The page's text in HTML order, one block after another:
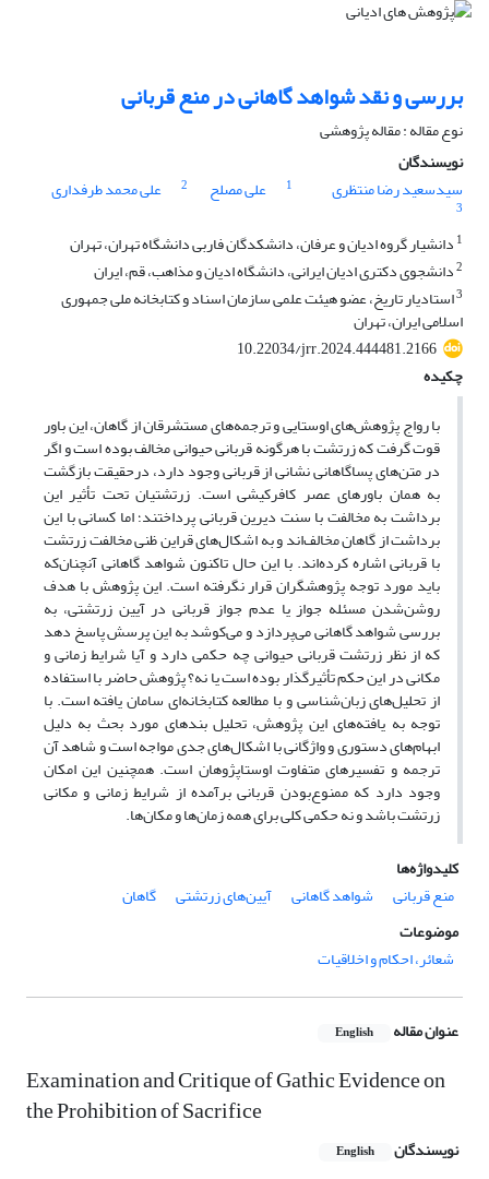
بررسی و نقد شواهد گاهانی در منع قربانی
نوع مقاله : مقاله پژوهشی
نویسندگان
سیدسعید رضا منتظری
1 علی مصلح 2 علی محمد طرفداری
3
1 دانشیار گروه ادیان و عرفان، دانشکدگان فاربی دانشگاه تهران، تهران
2دانشجوی دکتری ادیان ایرانی، دانشگاه ادیان و مذاهب، قم، ایران
3استادیار تاریخ، عضو هیئت علمی سازمان اسناد و کتابخانه ملی جمهوری
اسلامی ایران، تهران
10.22034/jrr.2024.444481.2166
چکیده
با رواج پژوهش‌های اوستایی و ترجمه‌های مستشرقان از گاهان، این باور
قوت گرفت که زرتشت با هرگونه قربانی حیوانی مخالف بوده است و اگر
در متن‌های پساگاهانی نشانی از قربانی وجود دارد، درحقیقت بازگشت
به همان باورهای عصر کافرکیشی است. زرتشتیان تحت تأثیر این
برداشت به مخالفت با سنت دیرین قربانی پرداختند؛ اما کسانی با این
برداشت از گاهان مخالف‌اند و به اشکال‌های قراین ظنی مخالفت زرتشت
با قربانی اشاره کرده‌اند. با این حال تاکنون شواهد گاهانی آنچنان‌که
باید مورد توجه پژوهشگران قرار نگرفته است. این پژوهش با هدف
روشن‌شدن مسئله جواز یا عدم جواز قربانی در آیین زرتشتی، به
بررسی شواهد گاهانی می‌پردازد و می‌کوشد به این پرسش پاسخ دهد
که از نظر زرتشت قربانی حیوانی چه حکمی دارد و آیا شرایط زمانی و
مکانی در این حکم تأثیرگذار بوده است یا نه؟ پژوهش حاضر با استفاده
از تحلیل‌های زبان‌شناسی و با مطالعه کتابخانه‌ای سامان یافته است. با
توجه به یافته‌های این پژوهش، تحلیل بندهای مورد بحث به دلیل
ابهام‌های دستوری و واژگانی با اشکال‌های جدی مواجه است و شاهد آن
ترجمه و تفسیرهای متفاوت اوستاپژوهان است. همچنین این امکان
وجود دارد که ممنوع‌بودن قربانی برآمده از شرایط زمانی و مکانی
زرتشت باشد و نه حکمی کلی برای همه زمان‌ها و مکان‌ها.
کلیدواژه‌ها
منع قربانی
شواهد گاهانی آیین‌های زرتشتی
گاهان
موضوعات
شعائر، احکام و اخلاقیات
عنوان مقاله English
Examination and Critique of Gathic Evidence on
the Prohibition of Sacrifice
نویسندگان English